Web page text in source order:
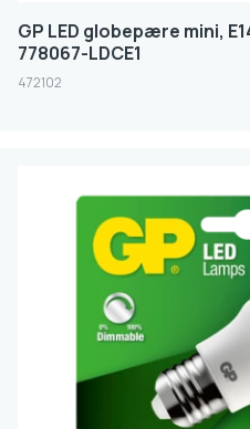
GP LED globepære mini,
778067-LDCE1
472102